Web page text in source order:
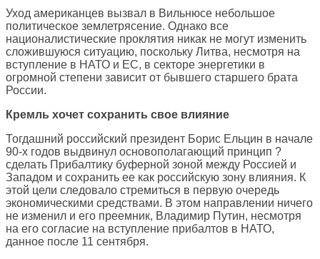
Уход американцев вызвал в Вильнюсе небольшое
политическое землетрясение. Однако все
националистические проклятия никак не могут изменить
сложившуюся ситуацию, поскольку Литва, несмотря на
вступление в НАТО и ЕС, в секторе энергетики в
огромной степени зависит от бывшего старшего брата
России.
Кремль хочет сохранить свое влияние
Тогдашний российский президент Борис Ельцин в начале
90-х годов выдвинул основополагающий принцип ?
сделать Прибалтику буферной зоной между Россией и
Западом и сохранить ее как российскую зону влияния. К
этой цели следовало стремиться в первую очередь
экономическими средствами. В этом направлении ничего
не изменил и его преемник, Владимир Путин, несмотря
на его согласие на вступление прибалтов в НАТО,
данное после 11 сентября.